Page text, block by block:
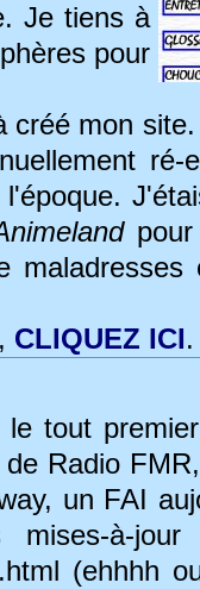
Je tiens à
pour
créé mon
ré-
pour
CLIQUEZ ICI.
tout
Radio
un FAI
à-
(ehhhh